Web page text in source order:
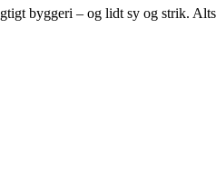
byggeri – og lidt sy og strik.